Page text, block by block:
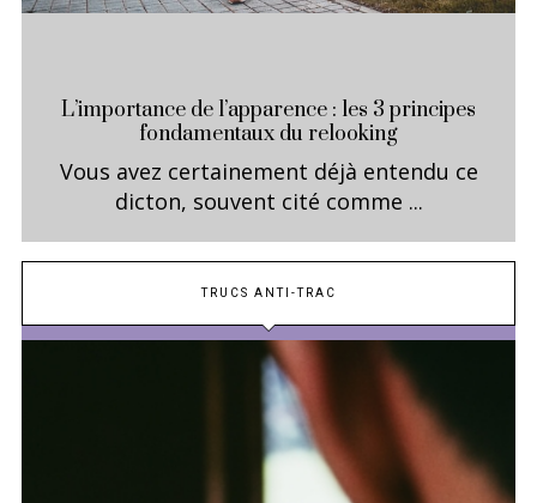
L’importance de l’apparence : les 3 principes
fondamentaux du relooking
Vous avez certainement déjà entendu ce
dicton, souvent cité comme ...
TRUCS ANTI-TRAC